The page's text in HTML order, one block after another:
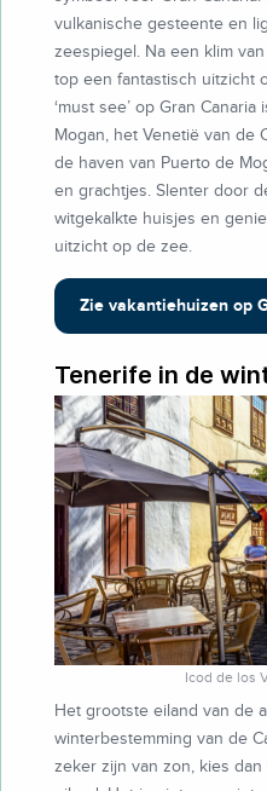
vulkanische gesteente en
zeespiegel. Na een klim
top een fantastisch uitzicht
‘must see’ op Gran
Mogan, het Venetië van de
de haven van Puerto de
en grachtjes. Slenter door
witgekalkte huisjes en
uitzicht op de zee.
Zie vakantiehuizen op
Tenerife in de
Icod de los
Het grootste eiland van de
winterbestemming van de
zeker zijn van zon, kies